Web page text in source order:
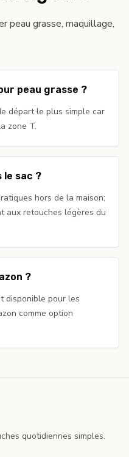
peau grasse, maquillage,
peau grasse ?
départ le plus simple car
zone T.
le sac ?
hors de la maison;
aux retouches légères du
?
disponible pour les
comme option
quotidiennes simples.